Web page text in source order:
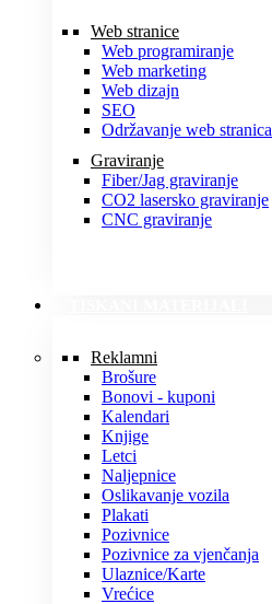
Web stranice
Web programiranje
Web marketing
Web dizajn
SEO
Održavanje web stranica
Graviranje
Fiber/Jag graviranje
CO2 lasersko graviranje
CNC graviranje
Reklamni
Brošure
Bonovi - kuponi
Kalendari
Knjige
Letci
Naljepnice
Oslikavanje vozila
Plakati
Pozivnice
Pozivnice za vjenčanja
Ulaznice/Karte
Vrećice